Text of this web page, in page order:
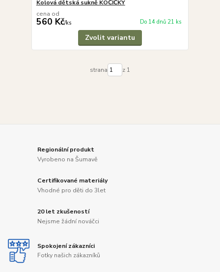
Kolová dětská sukně KOČIČKY
cena od
560 Kč/ks Do 14 dnů 21 ks
Zvolit variantu
strana z 1
Regionální produkt
Vyrobeno na Šumavě
Certifikované materiály
Vhodné pro děti do 3let
20 let zkušeností
Nejsme žádní nováčci
Spokojení zákazníci
Fotky našich zákazníků